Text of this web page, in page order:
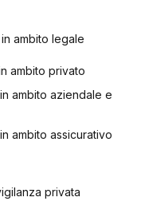
ambito legale
ambito privato
ambito aziendale e
ambito assicurativo
privata